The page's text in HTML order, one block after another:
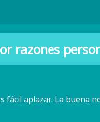
razones
fácil aplazar. La buena